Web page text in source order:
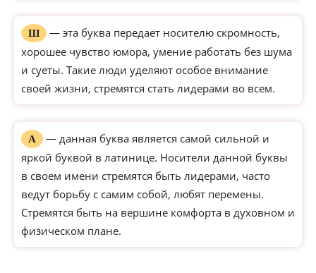
Ш
— эта буква передает носителю скромность,
хорошее чувство юмора, умение работать без шума
и суеты. Такие люди уделяют особое внимание
своей жизни, стремятся стать лидерами во всем.
А
— данная буква является самой сильной и
яркой буквой в латинице. Носители данной буквы
в своем имени стремятся быть лидерами, часто
ведут борьбу с самим собой, любят перемены.
Стремятся быть на вершине комфорта в духовном и
физическом плане.